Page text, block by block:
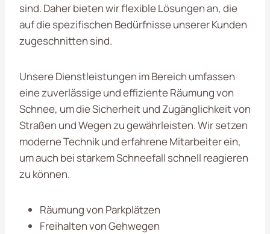
sind. Daher bieten wir flexible Lösungen an, die
auf die spezifischen Bedürfnisse unserer Kunden
zugeschnitten sind.
Unsere Dienstleistungen im Bereich umfassen
eine zuverlässige und effiziente Räumung von
Schnee, um die Sicherheit und Zugänglichkeit von
Straßen und Wegen zu gewährleisten. Wir setzen
moderne Technik und erfahrene Mitarbeiter ein,
um auch bei starkem Schneefall schnell reagieren
zu können.
Räumung von Parkplätzen
Freihalten von Gehwegen